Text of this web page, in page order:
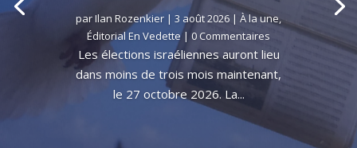
parIlan Rozenkier | 3 août 2026 | À la une,
Éditorial En Vedette| 0 Commentaires
Les élections israéliennes auront lieu
dans moins de trois mois maintenant,
le 27 octobre 2026. La...